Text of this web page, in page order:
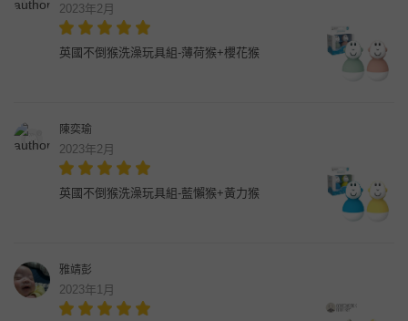
2023年2月
英國不倒猴洗澡玩具組-薄荷猴+櫻花猴
陳奕瑜
2023年2月
英國不倒猴洗澡玩具組-藍懶猴+黃力猴
雅靖彭
2023年1月